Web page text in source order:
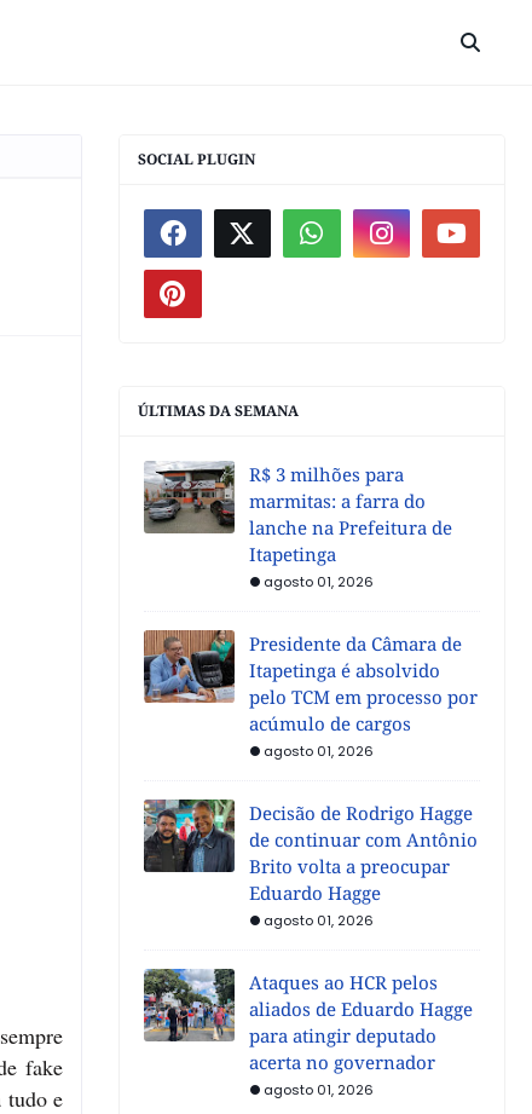
fake
tudo e
SOCIAL PLUGIN
ÚLTIMAS DA SEMANA
R$ 3 milhões para
marmitas: a farra do
lanche na Prefeitura de
Itapetinga
agosto 01, 2026
Presidente da Câmara de
Itapetinga é absolvido
pelo TCM em processo por
acúmulo de cargos
agosto 01, 2026
Decisão de Rodrigo Hagge
de continuar com Antônio
Brito volta a preocupar
Eduardo Hagge
agosto 01, 2026
Ataques ao HCR pelos
aliados de Eduardo Hagge
para atingir deputado
acerta no governador
agosto 01, 2026